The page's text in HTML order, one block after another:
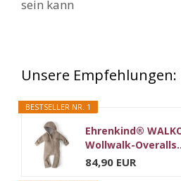
sein kann
Unsere Empfehlungen:
BESTSELLER NR. 1
Ehrenkind®
Wollwalk-
84,90 EUR